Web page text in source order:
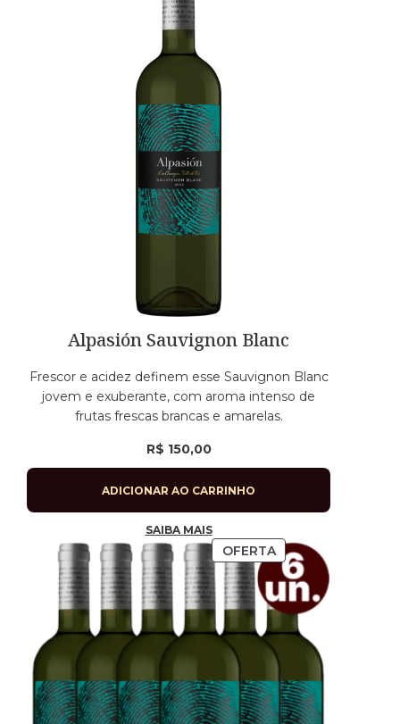
Alpasión Sauvignon Blanc
Frescor e acidez definem esse Sauvignon Blanc
jovem e exuberante, com aroma intenso de
frutas frescas brancas e amarelas.
R$ 150,00
ADICIONAR AO CARRINHO
SAIBA MAIS
OFERTA